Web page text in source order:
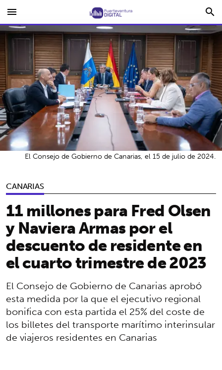
menu search
CANARIAS
11 millones para Fred Olsen
y Naviera Armas por el
descuento de residente en
el cuarto trimestre de 2023
El Consejo de Gobierno de Canarias aprobó
esta medida por la que el ejecutivo regional
bonifica con esta partida el 25% del coste de
los billetes del transporte marítimo interinsular
de viajeros residentes en Canarias
El Consejo de Gobierno de Canarias, el 15 de julio de 2024.